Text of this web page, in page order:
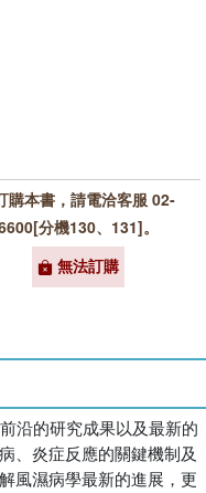
購本書，請電洽客服 02-
分機130、131]。
無法訂購
沿的研究成果以及最新的
、炎症反應的關鍵機制及
風濕病學最新的進展，更